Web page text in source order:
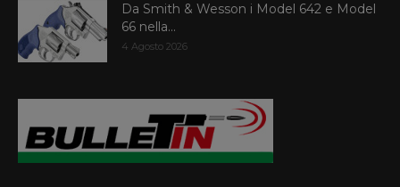
Da Smith & Wesson i Model 642 e Model
66 nella...
4 Agosto 2026